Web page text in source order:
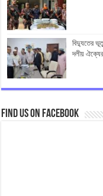
বিদ্যুতের
দলীয়
Find us on Facebook